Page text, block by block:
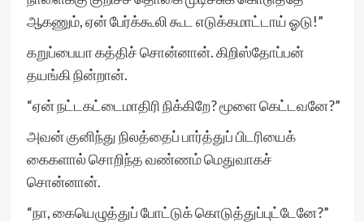
ஆகணும், ஏன் பேர்க்கூலி கூட எடுக்கமாட்டாய் ஓடு!”
கறுப்பையா கத்திச் சொன்னான். கிறிஸ்தோப்பன்
தயங்கி நின்றான்.
“ஏன் நட்டகட்டைமாதிரி நிக்கிறே? மூளை கெட்டவனே?”
அவன் குனிந்து நிலத்தைப் பார்த்துப் பிடரியைக்
கைகளால் சொறிந்த வண்ணம் மெதுவாகச்
சொன்னான்.
“நா, கையெழுத்துப் போட்டுக் கொடுத்துப்புட்டேனே?”